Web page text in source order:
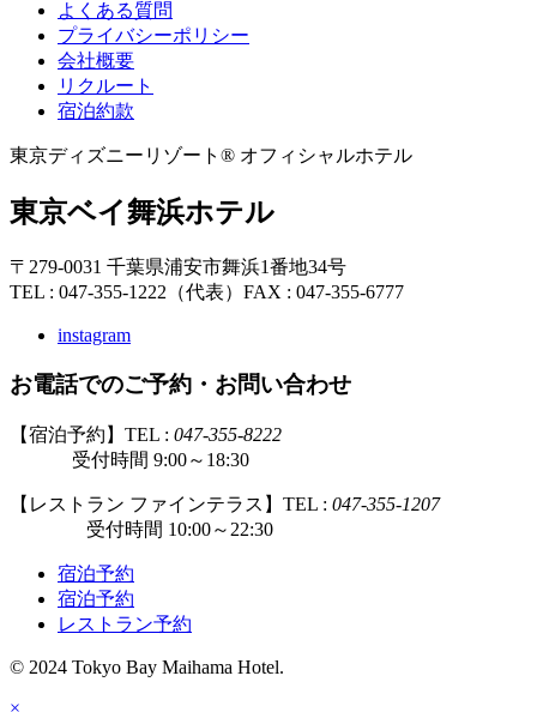
よくある質問
プライバシーポリシー
会社概要
リクルート
宿泊約款
東京ディズニーリゾート® オフィシャルホテル
東京ベイ舞浜ホテル
〒279-0031 千葉県浦安市舞浜1番地34号
TEL : 047-355-1222（代表） FAX : 047-355-6777
instagram
お電話でのご予約・お問い合わせ
【宿泊予約】TEL : 047-355-8222
受付時間 9:00～18:30
【レストラン ファインテラス】TEL : 047-355-1207
受付時間 10:00～22:30
宿泊予約
宿泊予約
レストラン予約
© 2024 Tokyo Bay Maihama Hotel.
×